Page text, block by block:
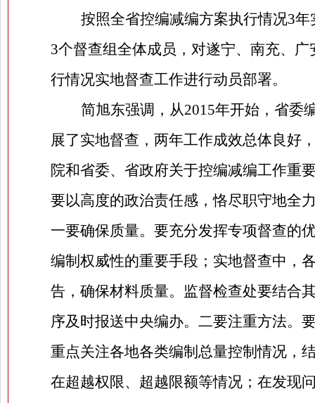
按照全省控编减编方案执行情况3年
3个督查组全体成员，对遂宁、南充、
行情况实地督查工作进行动员部署。
简旭东强调，从2015年开始，省委
展了实地督查，两年工作成效总体良好
院和省委、省政府关于控编减编工作重
要以高度的政治责任感，恪尽职守地全
一要确保质量。要充分发挥专项督查的
编制权威性的重要手段；实地督查中，
告，确保材料质量。监督检查处要结合
序及时报送中央编办。二要注重方法。
重点关注各地各类编制总量控制情况，
在超越权限、超越限额等情况；在发现